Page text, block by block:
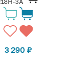
3A
3 290₽